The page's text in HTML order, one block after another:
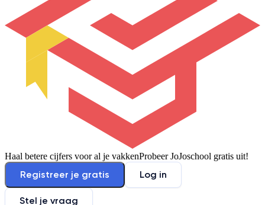
Haal betere cijfers voor al je vakkenProbeer JoJoschool gratis uit!
Registreer je gratis Log in
Stel je vraag